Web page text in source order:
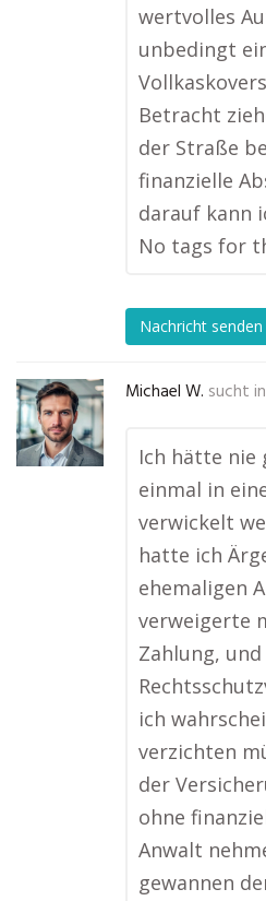
wertvolles
unbedingt
Betracht
der Straße
finanzielle
darauf kann
No tags for
Nachricht senden
Michael W. sucht in
Ich hätte nie
einmal in
verwickelt
hatte ich
ehemaligen
verweigerte
Zahlung,
ich
verzichten
der
ohne
Anwalt
gewannen